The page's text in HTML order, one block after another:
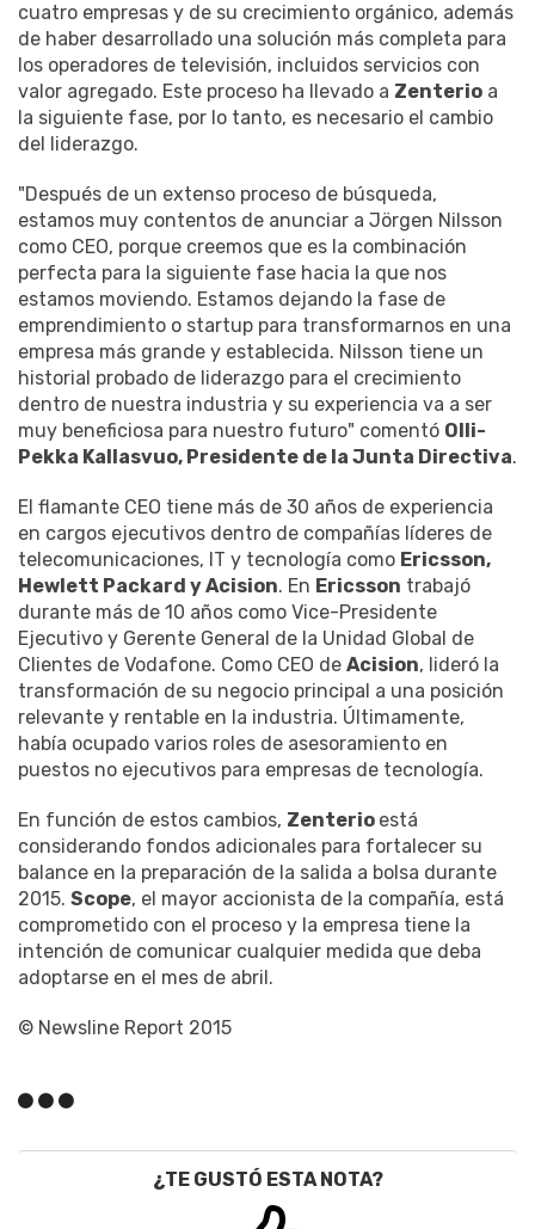
cuatro empresas y de su crecimiento orgánico, además
de haber desarrollado una solución más completa para
los operadores de televisión, incluidos servicios con
valor agregado. Este proceso ha llevado a Zenterio a
la siguiente fase, por lo tanto, es necesario el cambio
del liderazgo.
"Después de un extenso proceso de búsqueda,
estamos muy contentos de anunciar a Jörgen Nilsson
como CEO, porque creemos que es la combinación
perfecta para la siguiente fase hacia la que nos
estamos moviendo. Estamos dejando la fase de
emprendimiento o startup para transformarnos en una
empresa más grande y establecida. Nilsson tiene un
historial probado de liderazgo para el crecimiento
dentro de nuestra industria y su experiencia va a ser
muy beneficiosa para nuestro futuro" comentó Olli-
Pekka Kallasvuo, Presidente de la Junta Directiva.
El flamante CEO tiene más de 30 años de experiencia
en cargos ejecutivos dentro de compañías líderes de
telecomunicaciones, IT y tecnología como Ericsson,
Hewlett Packard y Acision. En Ericsson trabajó
durante más de 10 años como Vice-Presidente
Ejecutivo y Gerente General de la Unidad Global de
Clientes de Vodafone. Como CEO de Acision, lideró la
transformación de su negocio principal a una posición
relevante y rentable en la industria. Últimamente,
había ocupado varios roles de asesoramiento en
puestos no ejecutivos para empresas de tecnología.
En función de estos cambios, Zenterio está
considerando fondos adicionales para fortalecer su
balance en la preparación de la salida a bolsa durante
2015. Scope, el mayor accionista de la compañía, está
comprometido con el proceso y la empresa tiene la
intención de comunicar cualquier medida que deba
adoptarse en el mes de abril.
© Newsline Report 2015
¿TE GUSTÓ ESTA NOTA?